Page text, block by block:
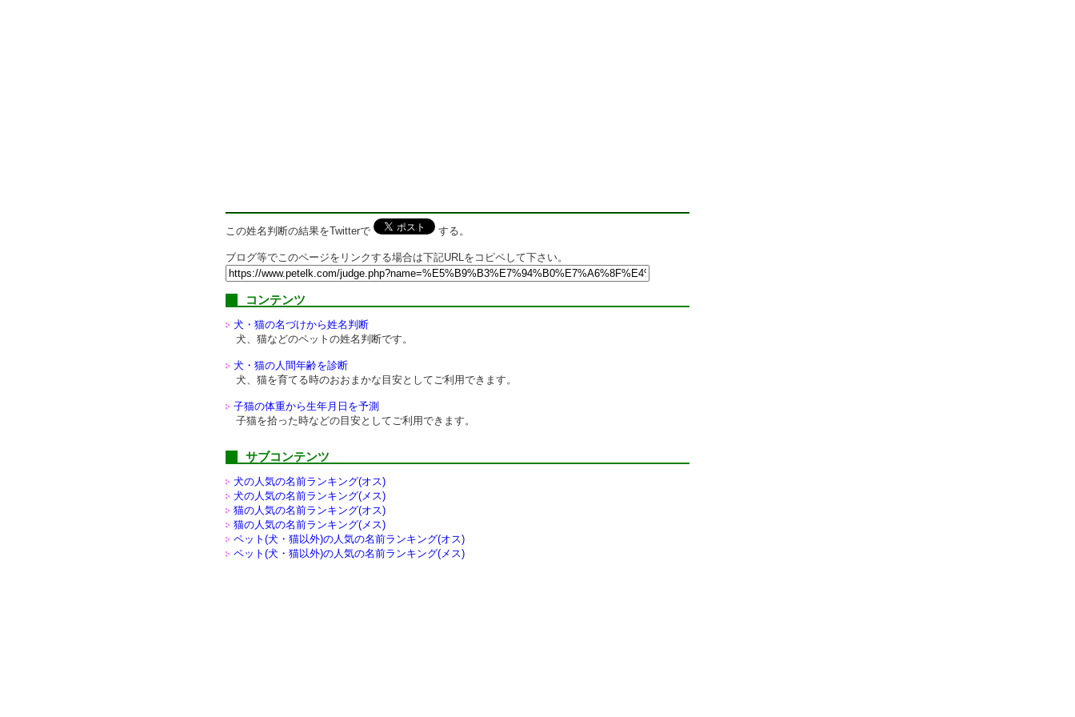
この姓名判断の結果をTwitterで する。
ブログ等でこのページをリンクする場合は下記URLをコピペして下さい。
コンテンツ
犬・猫の名づけから姓名判断
犬、猫などのペットの姓名判断です。
犬・猫の人間年齢を診断
犬、猫を育てる時のおおまかな目安としてご利用できます。
子猫の体重から生年月日を予測
子猫を拾った時などの目安としてご利用できます。
サブコンテンツ
犬の人気の名前ランキング(オス)
犬の人気の名前ランキング(メス)
猫の人気の名前ランキング(オス)
猫の人気の名前ランキング(メス)
ペット(犬・猫以外)の人気の名前ランキング(オス)
ペット(犬・猫以外)の人気の名前ランキング(メス)